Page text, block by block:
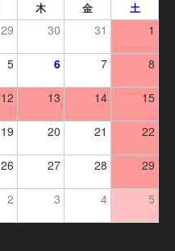
木 金 土
29 30 31 1
5 6 7 8
12 13 14 15
19 20 21 22
26 27 28 29
2 3 4 5